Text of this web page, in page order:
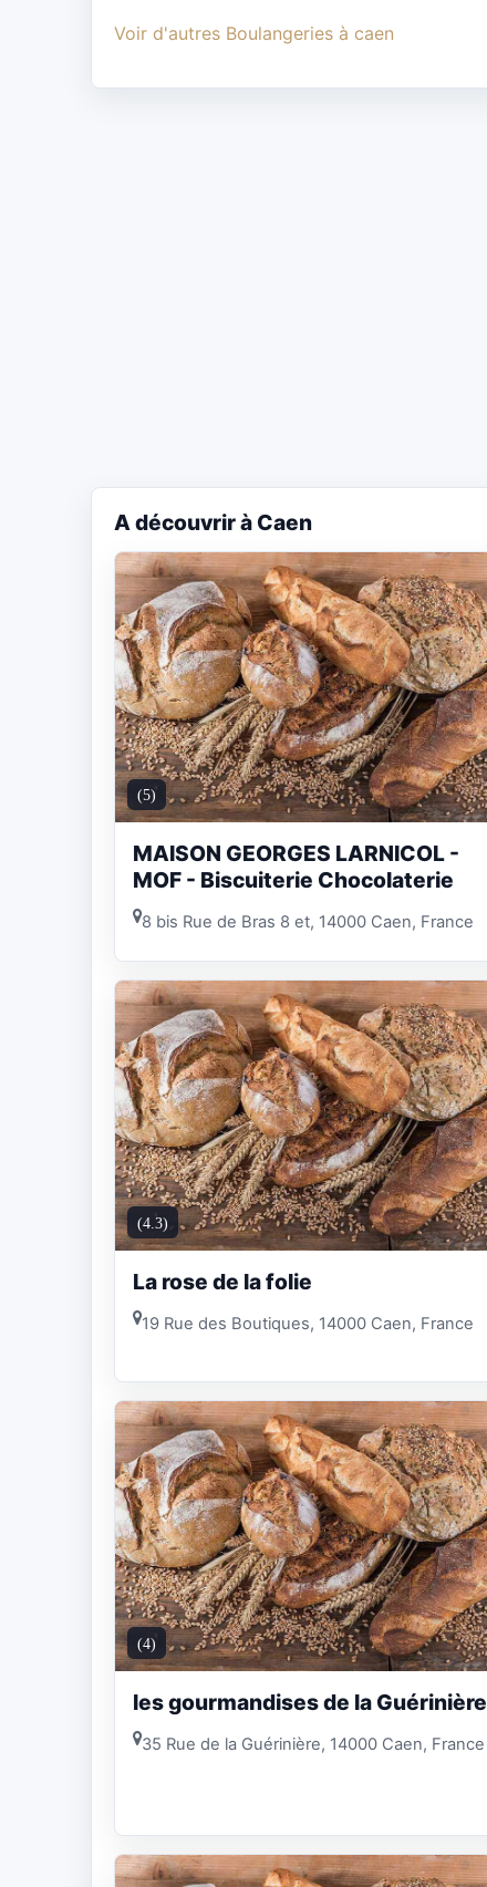
Voir d'autres Boulangeries à caen
A découvrir à Caen
(5)
MAISON GEORGES LARNICOL -
MOF - Biscuiterie Chocolaterie
8 bis Rue de Bras 8 et, 14000 Caen, France
(4.3)
La rose de la folie
19 Rue des Boutiques, 14000 Caen, France
(4)
les gourmandises de la Guérinière
35 Rue de la Guérinière, 14000 Caen, France